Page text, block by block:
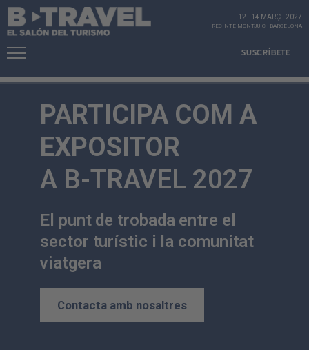
SUSCRÍBETE
12 - 14 MARÇ-2027
RECINTE MONTJUÏC - BARCELONA
PARTICIPA COM A
EXPOSITOR
A B-TRAVEL 2027
El punt de trobada entre el
sector turístic i la comunitat
viatgera
Contacta amb nosaltres